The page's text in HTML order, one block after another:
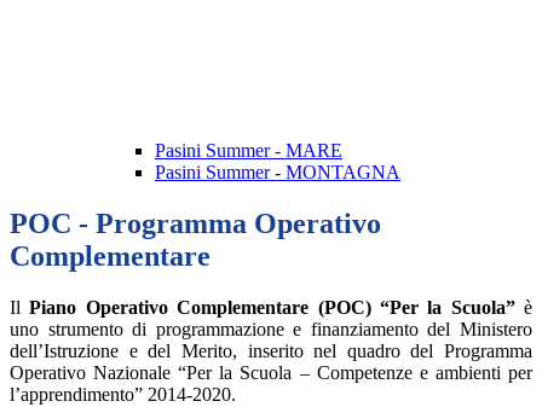
Pasini Summer - MARE
Pasini Summer - MONTAGNA
POC - Programma Operativo
Complementare
IlPiano Operativo Complementare (POC) “Per la Scuola”è
uno strumento di programmazione e finanziamento del Ministero
dell’Istruzione e del Merito, inserito nel quadro del Programma
Operativo Nazionale “Per la Scuola – Competenze e ambienti per
l’apprendimento” 2014-2020.